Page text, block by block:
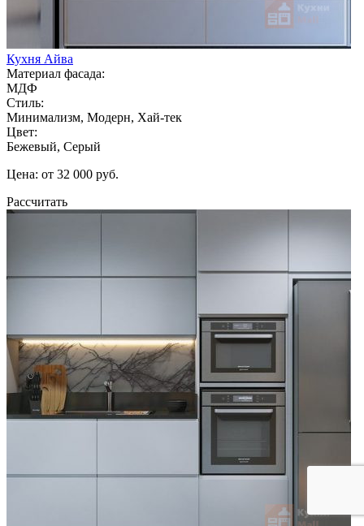
Кухня Айва
Материал фасада:
МДФ
Стиль:
Минимализм, Модерн, Хай-тек
Цвет:
Бежевый, Серый
Цена: от 32 000 руб.
Рассчитать